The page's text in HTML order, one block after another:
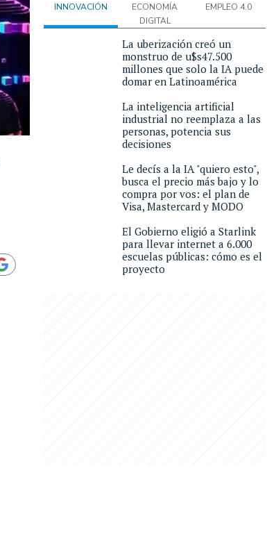
INNOVACIÓN
ECONOMÍA
DIGITAL
EMPLEO 4.0
La uberización creó un
monstruo de u$s47.500
millones que solo la IA puede
domar en Latinoamérica
La inteligencia artificial
industrial no reemplaza a las
personas, potencia sus
decisiones
Le decís a la IA "quiero esto",
busca el precio más bajo y lo
compra por vos: el plan de
Visa, Mastercard y MODO
El Gobierno eligió a Starlink
para llevar internet a 6.000
escuelas públicas: cómo es el
proyecto